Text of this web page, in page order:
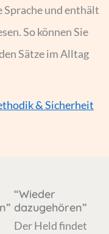
Sprache und enthält
So können Sie
Sätze im Alltag
& Sicherheit
“Wieder
dazugehören”
Der Held findet